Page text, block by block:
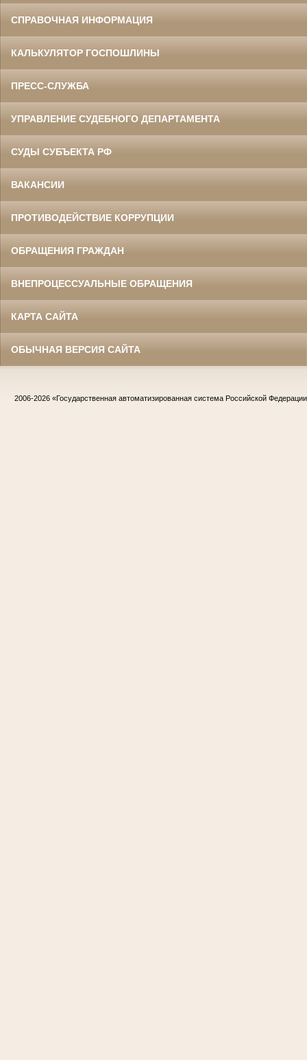
СПРАВОЧНАЯ ИНФОРМАЦИЯ
КАЛЬКУЛЯТОР ГОСПОШЛИНЫ
ПРЕСС-СЛУЖБА
УПРАВЛЕНИЕ СУДЕБНОГО ДЕПАРТАМЕНТА
СУДЫ СУБЪЕКТА РФ
ВАКАНСИИ
ПРОТИВОДЕЙСТВИЕ КОРРУПЦИИ
ОБРАЩЕНИЯ ГРАЖДАН
ВНЕПРОЦЕССУАЛЬНЫЕ ОБРАЩЕНИЯ
КАРТА САЙТА
ОБЫЧНАЯ ВЕРСИЯ САЙТА
2006-2026 «Государственная автоматизированная система Российской